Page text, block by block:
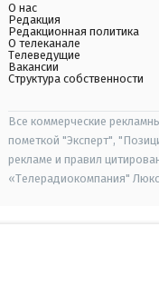
О нас
Редакция
Редакционная политика
О телеканале
Телеведущие
Вакансии
Структура собственности
Все коммерческие
пометкой "Эксперт",
рекламе и правил
«Телерадиокомпания"